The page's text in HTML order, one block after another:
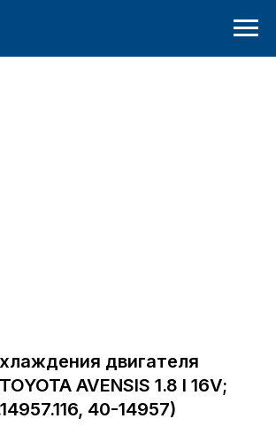
двигателя
AVENSIS 1.8 I 16V;
40-14957)